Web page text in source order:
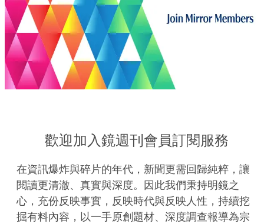
歡迎加入鏡週刊會員訂閱服務
在資訊爆炸與碎片的年代，新聞更需回歸純粹，讓
閱讀更清澈、真實與深度。因此我們秉持明鏡之
心，充份反映事實，反映時代與反映人性，持續挖
掘有料內容，以一手原創題材、深度調查報導為宗